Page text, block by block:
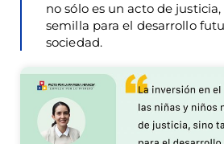
no sólo es un acto de
semilla para el desarrollo
sociedad.